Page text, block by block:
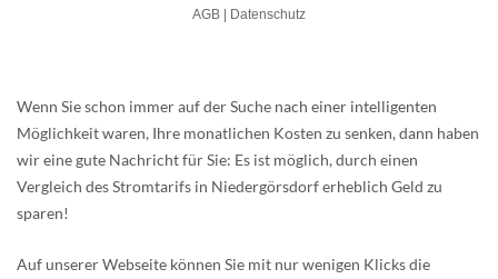
Wenn Sie schon immer auf der Suche nach einer intelligenten
Möglichkeit waren, Ihre monatlichen Kosten zu senken, dann haben
wir eine gute Nachricht für Sie: Es ist möglich, durch einen
Vergleich des Stromtarifs in Niedergörsdorf erheblich Geld zu
sparen!
Auf unserer Webseite können Sie mit nur wenigen Klicks die